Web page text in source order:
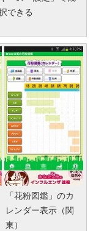
できる
「花粉図鑑」のカ
レンダー表示（関
東）